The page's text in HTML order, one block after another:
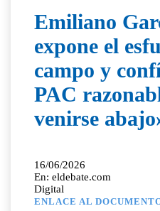
Emiliano
expone el
campo y
PAC
venirse
16/06/2026
En: eldebate.com
Digital
ENLACE AL